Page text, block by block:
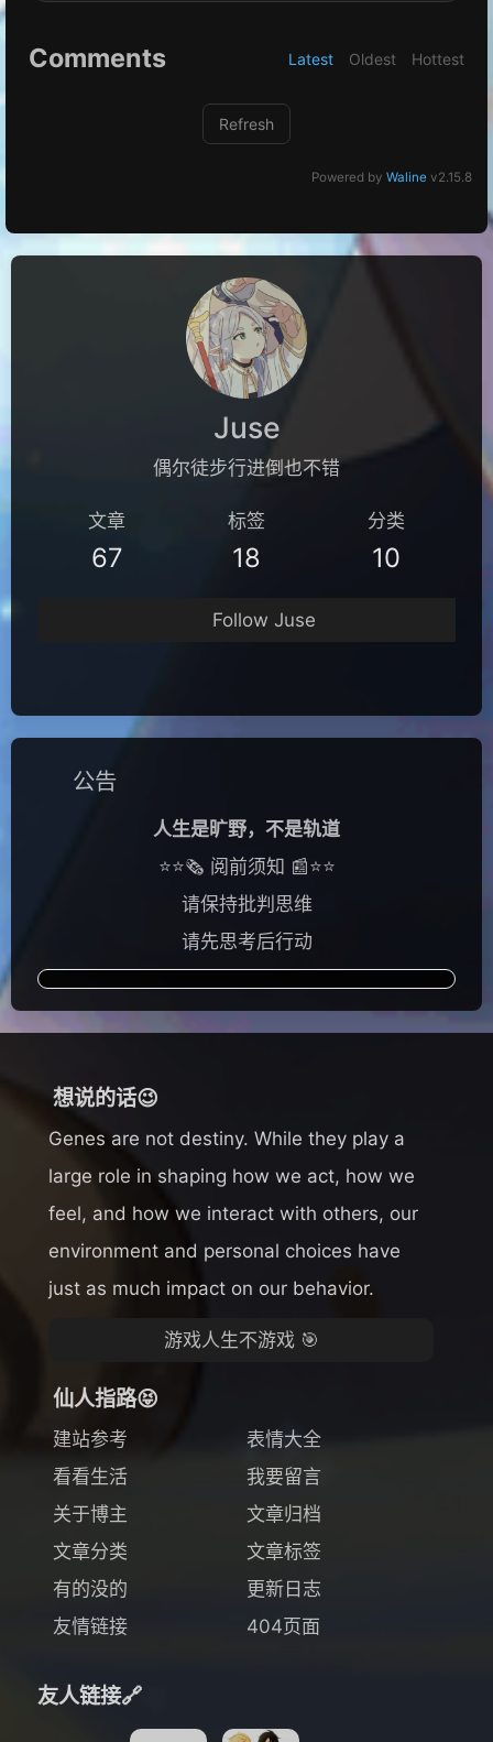
Comments Latest Oldest Hottest
Refresh
Powered by Waline v2.15.8
Juse
偶尔徒步行进倒也不错
文章
67
标签
18
分类
10
Follow Juse
公告
人生是旷野，不是轨道
⭐⭐🗞️ 阅前须知 📰⭐⭐
请保持批判思维
请先思考后行动
想说的话😉
Genes are not destiny. While they play a
large role in shaping how we act, how we
feel, and how we interact with others, our
environment and personal choices have
just as much impact on our behavior.
游戏人生不游戏 🎯
仙人指路😝
建站参考
表情大全
看看生活
我要留言
关于博主
文章归档
文章分类
文章标签
有的没的
更新日志
友情链接
404页面
友人链接🔗